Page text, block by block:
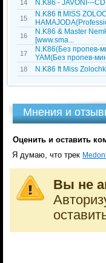
14 N.K86 - JAVONI---
15
N.K86 ft MISS
16
N.K86 & Мaster
[www.sma...
17
N.K86(Без пропев-
YAM(Без пропев-
18 N.K86 ft Miss
Мнения и
Оценить и оставить
Я думаю, что трек
Вы не